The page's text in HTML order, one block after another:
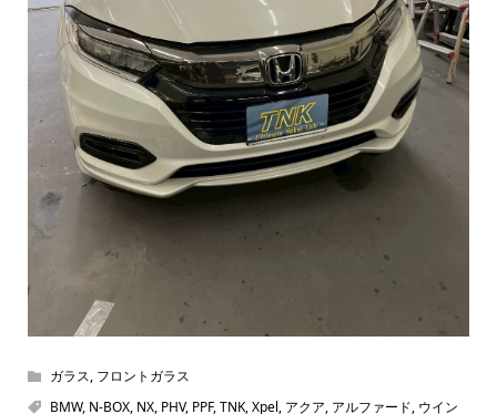
ガラス, フロントガラス
BMW, N-BOX, NX, PHV, PPF,TNK,Xpel, アクア, アルファード, ウイン